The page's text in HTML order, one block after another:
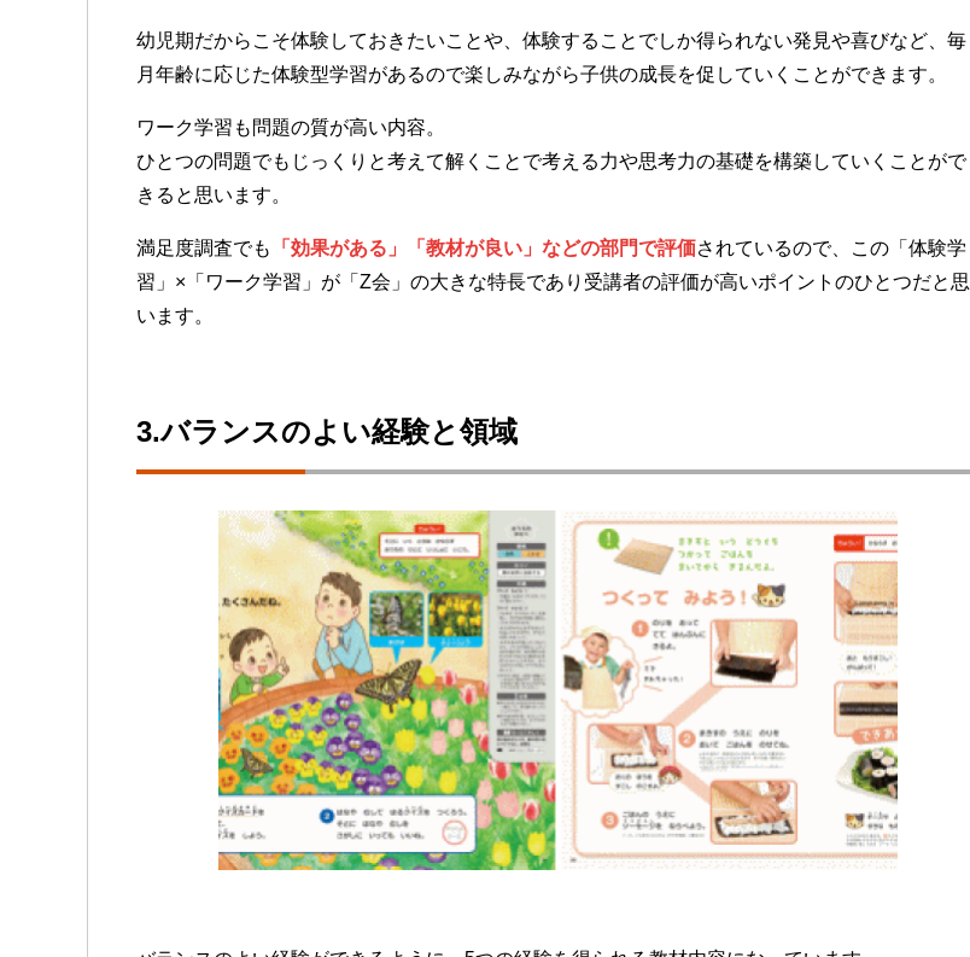
幼児期だからこそ体験しておきたいことや、体験することでしか得られない発見や喜びなど、毎
月年齢に応じた体験型学習があるので楽しみながら子供の成長を促していくことができます。
ワーク学習も問題の質が高い内容。
ひとつの問題でもじっくりと考えて解くことで考える力や思考力の基礎を構築していくことがで
きると思います。
満足度調査でも 「効果がある」「教材が良い」などの部門で評価されているので、この「体験学
習」×「ワーク学習」が「Z会」の大きな特長であり受講者の評価が高いポイントのひとつだと思
います。
3.バランスのよい経験と領域